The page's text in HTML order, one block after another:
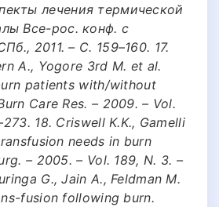
лечения термической
Все-рос. конф. с
2011. – C. 159–160. 17.
A., Yogore 3rd M. et al.
patients with/without
Care Res. – 2009. – Vol.
18. Criswell K.K., Gamelli
needs in burn
– 2005. – Vol. 189, N. 3. –
G., Jain A., Feldman M.
fusion following burn.